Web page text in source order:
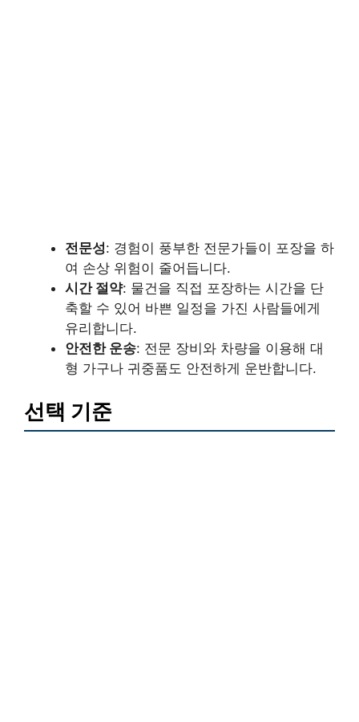
전문성: 경험이 풍부한 전문가들이 포장을 하
여 손상 위험이 줄어듭니다.
시간 절약: 물건을 직접 포장하는 시간을 단
축할 수 있어 바쁜 일정을 가진 사람들에게
유리합니다.
안전한 운송: 전문 장비와 차량을 이용해 대
형 가구나 귀중품도 안전하게 운반합니다.
선택 기준